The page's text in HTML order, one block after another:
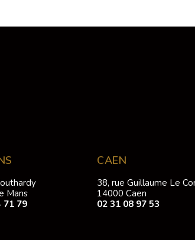
Mans
71 79
CAEN
38, rue Guillaume Le
14000 Caen
02 31 08 97 53